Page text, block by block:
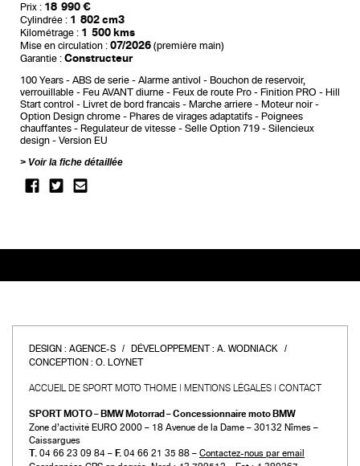
Prix : 18 990 €
Cylindrée : 1 802 cm3
Kilométrage : 1 500 kms
Mise en circulation : 07/2026 (première main)
Garantie : Constructeur
100 Years ABS de serie Alarme antivol
Bouchon de reservoir,
verrouillable
Feu AVANT diurne Feux de route Pro Finition PRO
Hill
Start control
Livret de bord francais Marche arriere
Moteur noir
Option Design chrome
Phares de virages adaptatifs
Poignees
chauffantes
Regulateur de vitesse Selle Option 719
Silencieux
design
Version EU
Voir la fiche détaillée
DESIGN : AGENCE-S DÉVELOPPEMENT : A. WODNIACK
CONCEPTION : O. LOYNET
ACCUEIL DE SPORT MOTO THOME MENTIONS LÉGALES CONTACT
SPORT MOTO – BMW Motorrad – Concessionnaire moto BMW
Zone d’activité EURO 2000 – 18 Avenue de la Dame – 30132 Nîmes –
Caissargues
T. 04 66 23 09 84 – F. 04 66 21 35 88 – Contactez-nous par email